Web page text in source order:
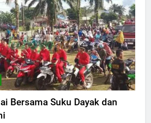
Bersama Suku Dayak dan